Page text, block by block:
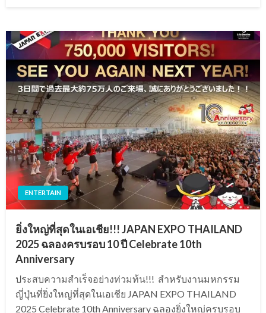
ENTERTAIN
ยิ่งใหญ่ที่สุดในเอเชีย!!! JAPAN EXPO THAILAND
2025 ฉลองครบรอบ 10 ปี Celebrate 10th
Anniversary
ประสบความสำเร็จอย่างท่วมท้น!!! สำหรับงานมหกรรม
ญี่ปุ่นที่ยิ่งใหญ่ที่สุดในเอเชีย JAPAN EXPO THAILAND
2025 Celebrate 10th Anniversary ฉลองยิ่งใหญ่ครบรอบ